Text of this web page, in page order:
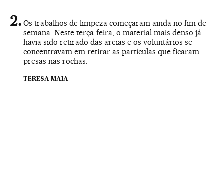
Os trabalhos de limpeza começaram ainda no fim de
semana. Neste terça-feira, o material mais denso já
havia sido retirado das areias e os voluntários se
concentravam em retirar as partículas que ficaram
presas nas rochas.
TERESA MAIA